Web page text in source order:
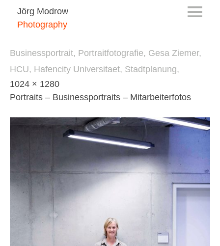
Jörg Modrow
Photography
Businessportrait, Portraitfotografie, Gesa Ziemer,
HCU, Hafencity Universitaet, Stadtplanung,
1024 × 1280
Portraits – Businessportraits – Mitarbeiterfotos